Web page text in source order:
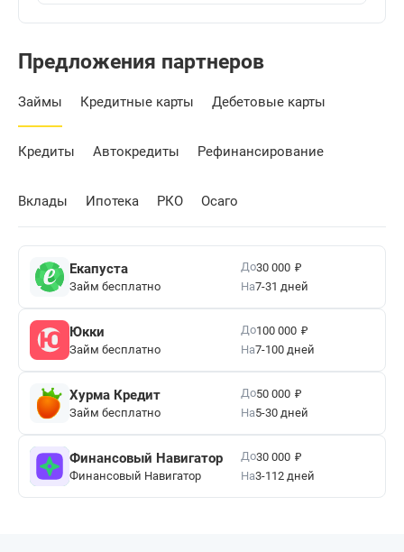
Предложения партнеров
Займы Кредитные карты Дебетовые карты
Кредиты Автокредиты Рефинансирование
Вклады Ипотека РКО Осаго
Екапуста
Займ бесплатно
До30 000 ₽
На7-31 дней
Юкки
Займ бесплатно
До100 000 ₽
На7-100 дней
Хурма Кредит
Займ бесплатно
До50 000 ₽
На5-30 дней
Финансовый Навигатор
Финансовый Навигатор
До30 000 ₽
На3-112 дней